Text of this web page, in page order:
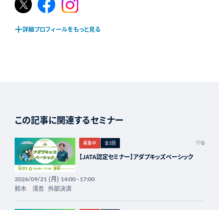
𝕏
ー
Facebook
ー
Instagram
ー
詳細プロフィールをもっと見る
この記事に関連するセミナー
募集中 全1回 0
【JATA認定セミナー】アダプキッズベーシック
2026/09/21(月) 14:00 - 17:00
鈴木 清吾 外部決済